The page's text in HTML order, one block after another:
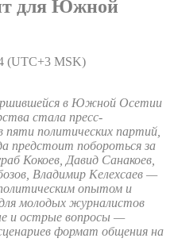
для Южной
(UTC+3 MSK)
в Южной Осетии
стала пресс-
пяти политических партий,
предстоит побороться за
Кокоев, Давид Санакоев,
Владимир Келехсаев —
опытом и
молодых журналистов
и острые вопросы —
формат общения на